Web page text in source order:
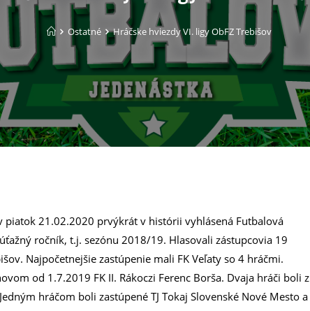
Ostatné Hráčske hviezdy VI. ligy ObFZ Trebišov
21.02.2020 prvýkrát v histórii vyhlásená Futbalová
ročník, t.j. sezónu 2018/19. Hlasovali zástupcovia 19
Najpočetnejšie zastúpenie mali FK Veľaty so 4 hráčmi.
od 1.7.2019 FK II. Rákoczi Ferenc Borša. Dvaja hráči boli z
hráčom boli zastúpené TJ Tokaj Slovenské Nové Mesto a